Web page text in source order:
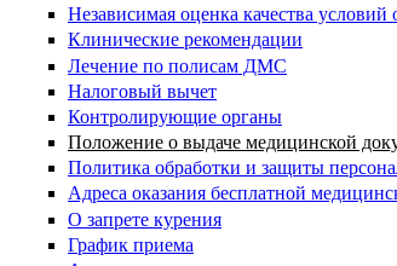
Независимая оценка качества условий
Клинические рекомендации
Лечение по полисам ДМС
Налоговый вычет
Контролирующие органы
Положение о выдаче медицинской
Политика обработки и защиты
Адреса оказания бесплатной
О запрете курения
График приема